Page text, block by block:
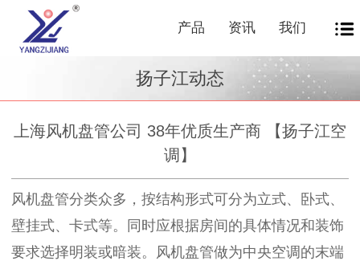
产品 资讯 我们
扬子江动态
上海风机盘管公司 38年优质生产商 【扬子江空
调】
风机盘管分类众多，按结构形式可分为立式、卧式、
壁挂式、卡式等。同时应根据房间的具体情况和装饰
要求选择明装或暗装。风机盘管做为中央空调的末端